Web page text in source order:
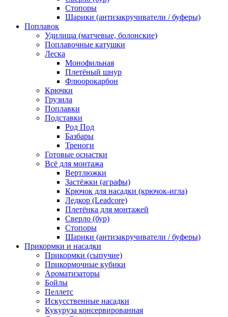
Стопоры
Шарики (антизакручиватели / буферы)
Поплавок
Удилища (матчевые, болонские)
Поплавочные катушки
Леска
Монофильная
Плетёный шнур
Флюорокарбон
Крючки
Грузила
Поплавки
Подставки
Род Под
Базбары
Треноги
Готовые оснастки
Всё для монтажа
Вертлюжки
Застёжки (аграфы)
Крючок для насадки (крючок-игла)
Ледкор (Leadcore)
Плетёнка для монтажей
Сверло (бур)
Стопоры
Шарики (антизакручиватели / буферы)
Прикормки и насадки
Прикормки (сыпучие)
Прикормочные кубики
Ароматизаторы
Бойлы
Пеллетс
Искусственные насадки
Кукуруза консервированная